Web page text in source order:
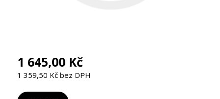
1 645,00 Kč
1 359,50 Kč bez DPH